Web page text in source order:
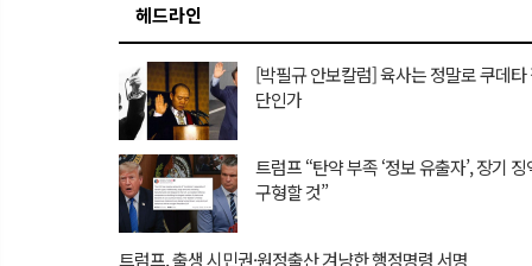
헤드라인
[박필규 안보칼럼] 육사는 정말로 쿠데타
단인가
트럼프 “탄약 부족 ‘정보 유출자’, 장기
구형할 것”
트럼프, 출생 시민권·원정출산 겨냥한 행정명령 서명